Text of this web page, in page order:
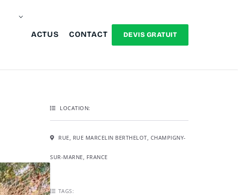
ACTUS CONTACT DEVIS GRATUIT
LOCATION:
RUE, RUE MARCELIN BERTHELOT, CHAMPIGNY-
SUR-MARNE, FRANCE
TAGS: